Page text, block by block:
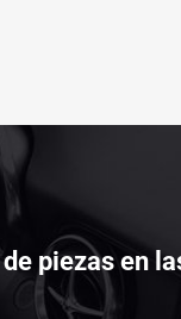
piezas en